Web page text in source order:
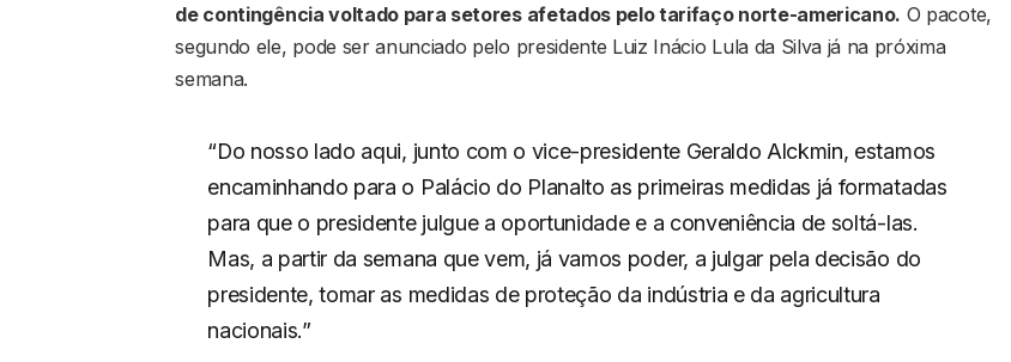
de contingência voltado para setores afetados pelo tarifaço norte-americano. O pacote,
segundo ele, pode ser anunciado pelo presidente Luiz Inácio Lula da Silva já na próxima
semana.
“Do nosso lado aqui, junto com o vice-presidente Geraldo Alckmin, estamos
encaminhando para o Palácio do Planalto as primeiras medidas já formatadas
para que o presidente julgue a oportunidade e a conveniência de soltá-las.
Mas, a partir da semana que vem, já vamos poder, a julgar pela decisão do
presidente, tomar as medidas de proteção da indústria e da agricultura
nacionais.”